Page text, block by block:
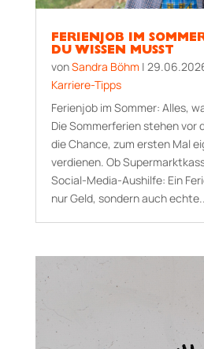
FERIENJOB IM
DU WISSEN MUSST
vonSandra Böhm |
Karriere-Tipps
Ferienjob im Sommer: Alles,
Die Sommerferien stehen vor
die Chance, zum ersten Mal
verdienen. Ob
Social-Media-Aushilfe: Ein
nur Geld, sondern auch